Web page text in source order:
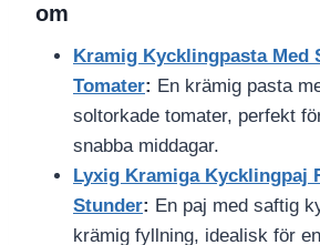
om
Kramig Kycklingpasta Med
Tomater: En krämig pasta
soltorkade tomater, perfekt
snabba middagar.
Lyxig Kramiga Kycklingpaj
Stunder: En paj med saftig
krämig fyllning, idealisk för